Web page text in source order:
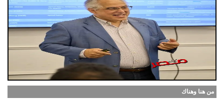
من هنا وهناك